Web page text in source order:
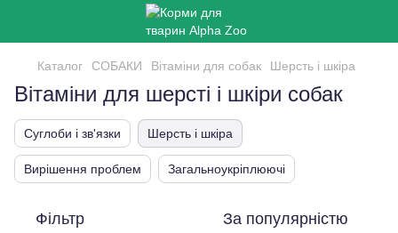
Каталог СОБАКИ Вітаміни для собак Шерсть і шкіра
Вітаміни для шерсті і шкіри собак
Суглоби і зв'язки Шерсть і шкіра
Вирішення проблем Загальноукріплюючі
Фільтр За популярністю